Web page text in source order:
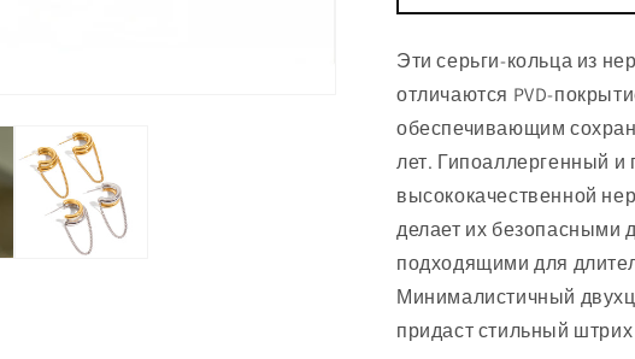
Эти серьги-кольца из
отличаются PVD-
обеспечивающим
лет. Гипоаллергенный и
высококачественной
делает их безопасными
подходящими для
Минималистичный
придаст стильный